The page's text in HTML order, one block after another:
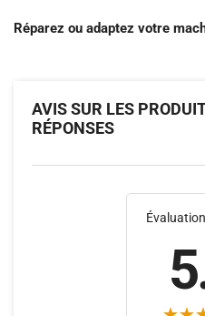
Réparez ou adaptez votre
AVIS SUR LES
RÉPONSES